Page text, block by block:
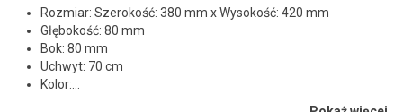
Rozmiar: Szerokość: 380 mm x Wysokość: 420 mm
Głębokość: 80 mm
Bok: 80 mm
Uchwyt: 70 cm
Kolor:...